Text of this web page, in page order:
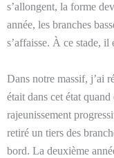
s’allongent, la forme
année, les branches
s’affaisse. À ce stade,
Dans notre massif, j’ai
était dans cet état
rajeunissement
retiré un tiers des
bord. La deuxième